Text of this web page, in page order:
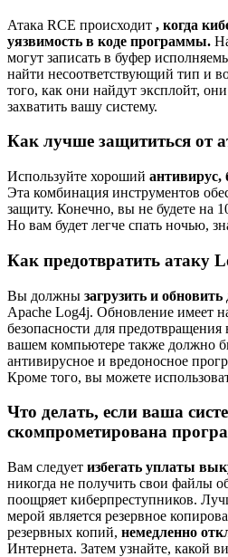
Атака RCE происходит , когда
уязвимость в коде программы.
могут записать в буфер
найти несоответствующий тип и
того, как они найдут эксплойт,
захватить вашу систему.
Как лучше защититься от
Используйте хороший антивирус,
Эта комбинация инструментов
защиту. Конечно, вы не будете на
Но вам будет легче спать ночью,
Как предотвратить атаку
Вы должны загрузить и обновить
Apache Log4j. Обновление имеет
безопасности для
вашем компьютере также должно
антивирусное и вредоносное
Кроме того, вы можете
Что делать, если ваша
скомпрометирована
Вам следует избегать уплаты
никогда не получить свои файлы
поощряет киберпреступников.
мерой является резервное
резервных копий, немедленно
Интернета. Затем узнайте, какой